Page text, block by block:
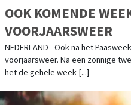
OOK KOMENDE
VOORJAARSWEER
NEDERLAND - Ook na het
voorjaarsweer. Na een zonnige
het de gehele week [...]